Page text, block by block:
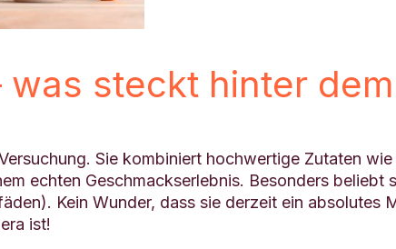
was steckt hinter
Sie kombiniert hochwertige Zutaten
echten Geschmackserlebnis. Besonders beliebt
Kein Wunder, dass sie derzeit ein absolutes
ist!